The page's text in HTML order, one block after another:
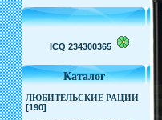
ICQ 234300365
Каталог
ЛЮБИТЕЛЬСКИЕ РАЦИИ
[190]